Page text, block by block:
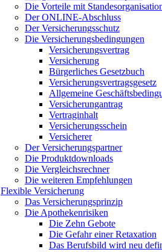
Die Vorteile mit
Der ONLINE-Abschluss
Der Versicherungsschutz
Die Versicherungsbedingungen
Versicherungsvertrag
Versicherung
Bürgerliches Gesetzbuch
Versicherungsvertragsgesetz
Allgemeine
Versicherungantrag
Vertraginhalt
Versicherungsschein
Versicherer
Der Versicherungspartner
Die Produktdownloads
Die Vergleichsrechner
Die weiteren Empfehlungen
Flexible Versicherung
Das Versicherungsprinzip
Die Apothekenrisiken
Die Zehn Gebote
Die Gefahr einer Retaxation
Das Berufsbild wird neu